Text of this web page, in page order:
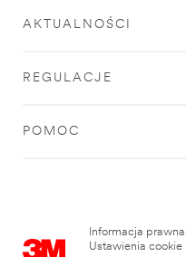
AKTUALNOŚCI
REGULACJE
POMOC
Informacja prawna
Ustawienia cookie